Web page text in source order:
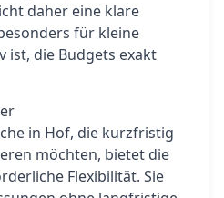
daher eine klare
für kleine
ist, die Budgets exakt
in Hof, die kurzfristig
möchten, bietet die
Flexibilität. Sie